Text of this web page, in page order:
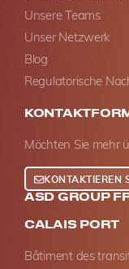
Unsere Teams
Unser Netzwerk
Blog
Regulatorische
Möchten Sie mehr
KONTAKTIEREN
ASD GROUP
CALAIS PORT
Bâtiment des